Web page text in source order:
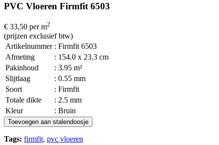
PVC Vloeren Firmfit 6503
€ 33,50 per m2
(prijzen exclusief btw)
Artikelnummer : Firmfit 6503
Afmeting
: 154.0 x 23.3 cm
Pakinhoud
: 3.95 m²
Slijtlaag
: 0.55 mm
Soort
: Firmfit
Totale dikte
: 2.5 mm
Kleur
: Bruin
Toevoegen aan stalendoosje
Tags: firmfit, pvc vloeren